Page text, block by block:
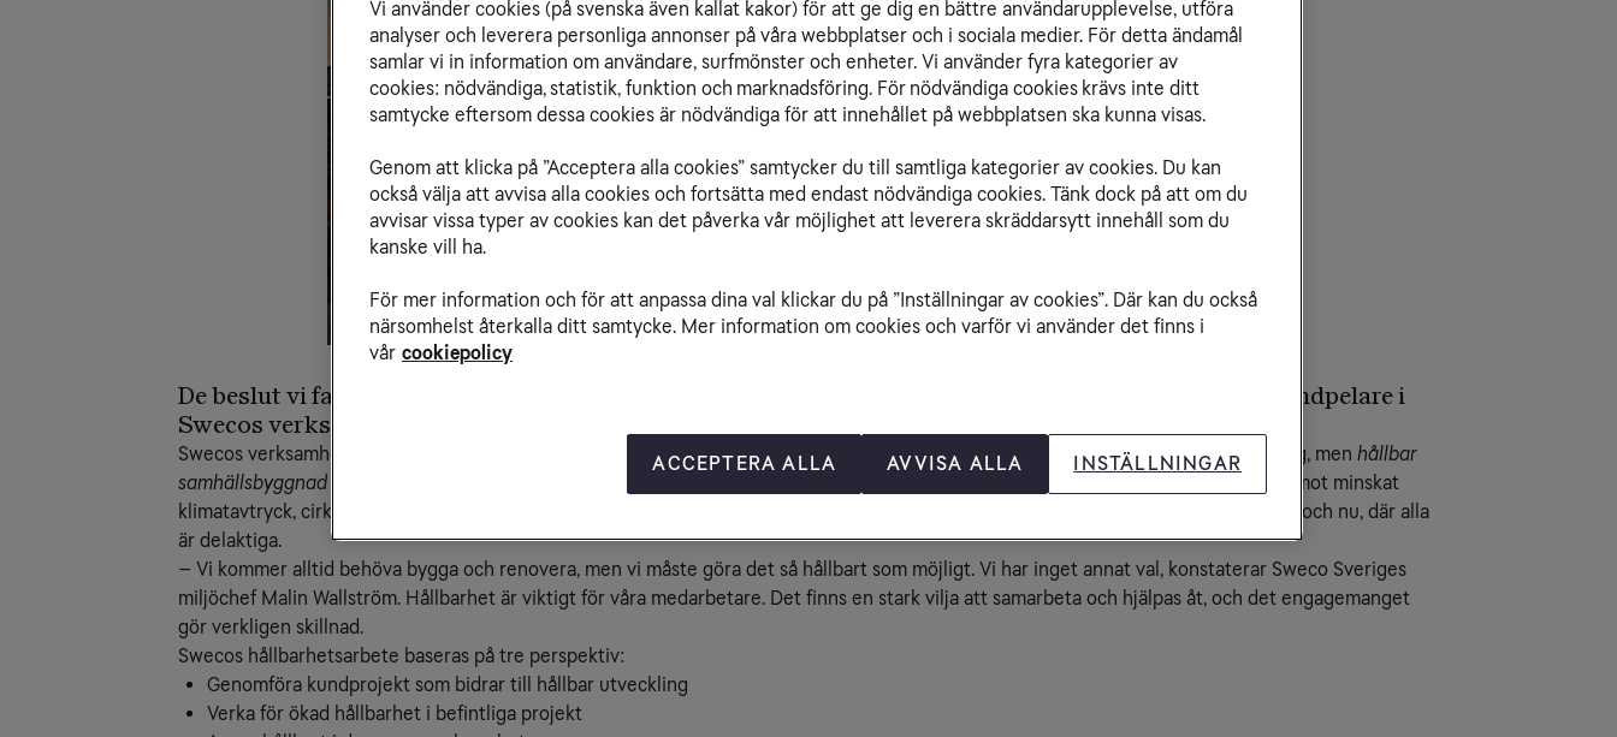
De beslut vi fattar, och de planer vi tar fram, avgör hur världen ser ut i morgon. Den insikten är en grundpelare i
Swecos verksamhet – att planera och utforma framtidens hållbara städer och samhällen.
Swecos verksamhet består av vitt skilda områden som arkitektur, byggkonstruktion, geoteknik, ljusdesign och digital affärsutveckling, men hållbar
samhällsbyggnad är det som genomsyrar allt. Det handlar om att transformera både den egna och kundernas verksamhet i riktning mot minskat
klimatavtryck, cirkulära system och smarta lösningar. På Sweco kallas det ”hållbarhet in action” – ett hållbarhetsarbete som sker här och nu, där alla
är delaktiga.
– Vi kommer alltid behöva bygga och renovera, men vi måste göra det så hållbart som möjligt. Vi har inget annat val, konstaterar Sweco Sveriges
miljöchef Malin Wallström. Hållbarhet är viktigt för våra medarbetare. Det finns en stark vilja att samarbeta och hjälpas åt, och det engagemanget
gör verkligen skillnad.
Swecos hållbarhetsarbete baseras på tre perspektiv:
Genomföra kundprojekt som bidrar till hållbar utveckling
Verka för ökad hållbarhet i befintliga projekt
Vi använder cookies (på svenska även kallat kakor) för att ge dig en bättre användarupplevelse, utföra
analyser och leverera personliga annonser på våra webbplatser och i sociala medier. För detta ändamål
samlar vi in information om användare, surfmönster och enheter. Vi använder fyra kategorier av
cookies: nödvändiga, statistik, funktion och marknadsföring. För nödvändiga cookies krävs inte ditt
samtycke eftersom dessa cookies är nödvändiga för att innehållet på webbplatsen ska kunna visas.
Genom att klicka på ”Acceptera alla cookies” samtycker du till samtliga kategorier av cookies. Du kan
också välja att avvisa alla cookies och fortsätta med endast nödvändiga cookies. Tänk dock på att om du
avvisar vissa typer av cookies kan det påverka vår möjlighet att leverera skräddarsytt innehåll som du
kanske vill ha.
För mer information och för att anpassa dina val klickar du på ”Inställningar av cookies”. Där kan du också
närsomhelst återkalla ditt samtycke. Mer information om cookies och varför vi använder det finns i
vår cookiepolicy
ACCEPTERA ALLA AVVISA ALLA INSTÄLLNINGAR